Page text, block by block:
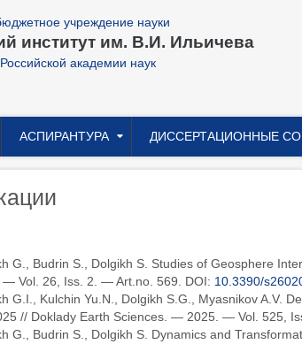
учреждение науки
институт им. В.И. Ильичева
академии наук
АСПИРАНТУРА ДИССЕРТАЦИОННЫЕ
G., Budrin S., Dolgikh S. Studies of Geosphere
— Vol. 26, Iss. 2. — Art.no. 569. DOI: 10.3390/
G.I., Kulchin Yu.N., Dolgikh S.G., Myasnikov A.V.
// Doklady Earth Sciences. — 2025. — Vol. 525,
G., Budrin S., Dolgikh S. Dynamics and